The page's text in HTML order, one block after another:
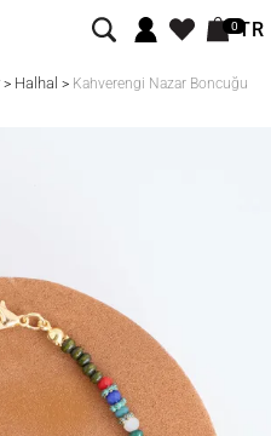
0TR
> Halhal > Kahverengi Nazar Boncuğu